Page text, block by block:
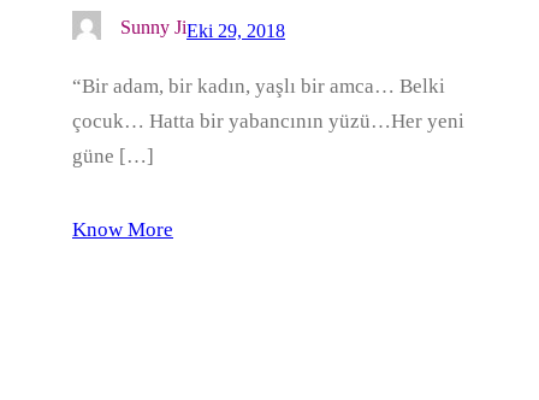
Sunny JiEki 29, 2018
“Bir adam, bir kadın, yaşlı bir amca… Belki
çocuk… Hatta bir yabancının yüzü…Her yeni
güne […]
Know More